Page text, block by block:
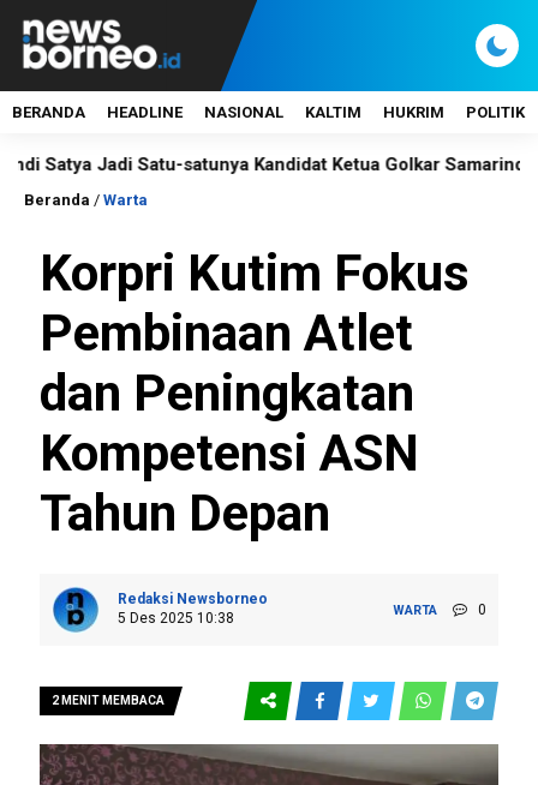
BERANDA HEADLINE NASIONAL KALTIM HUKRIM POLITIK
Jadi Satu-satunya Kandidat Ketua Golkar Samarinda
Beranda / Warta
Korpri Kutim Fokus
Pembinaan Atlet
dan Peningkatan
Kompetensi ASN
Tahun Depan
Redaksi Newsborneo
5 Des 2025 10:38
WARTA 0
2 MENIT MEMBACA